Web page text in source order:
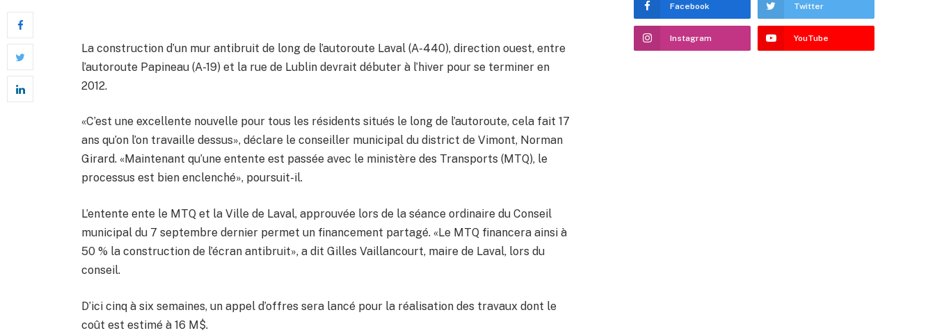
La construction d’un mur antibruit de long de l’autoroute Laval (A-440), direction ouest, entre
l’autoroute Papineau (A-19) et la rue de Lublin devrait débuter à l’hiver pour se terminer en
2012.
«C’est une excellente nouvelle pour tous les résidents situés le long de l’autoroute, cela fait 17
ans qu’on l’on travaille dessus», déclare le conseiller municipal du district de Vimont, Norman
Girard. «Maintenant qu’une entente est passée avec le ministère des Transports (MTQ), le
processus est bien enclenché», poursuit-il.
L’entente ente le MTQ et la Ville de Laval, approuvée lors de la séance ordinaire du Conseil
municipal du 7 septembre dernier permet un financement partagé. «Le MTQ financera ainsi à
50 % la construction de l’écran antibruit», a dit Gilles Vaillancourt, maire de Laval, lors du
conseil.
D’ici cinq à six semaines, un appel d’offres sera lancé pour la réalisation des travaux dont le
coût est estimé à 16 M$.
Facebook Twitter
Instagram YouTube